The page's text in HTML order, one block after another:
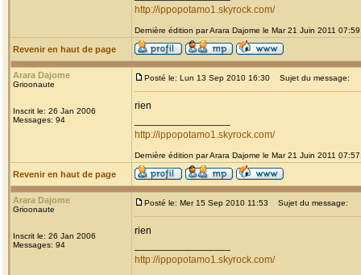
http://ippopotamo1.skyrock.com/
Dernière édition par Arara Dajome le Mar 21 Juin 2011
Revenir en haut de page
Arara Dajome
Grioonaute
Inscrit le: 26 Jan 2006
Messages: 94
Posté le: Lun 13 Sep 2010 16:30 Sujet du message:
rien
http://ippopotamo1.skyrock.com/
Dernière édition par Arara Dajome le Mar 21 Juin 2011
Revenir en haut de page
Arara Dajome
Grioonaute
Inscrit le: 26 Jan 2006
Messages: 94
Posté le: Mer 15 Sep 2010 11:53 Sujet du message:
rien
http://ippopotamo1.skyrock.com/